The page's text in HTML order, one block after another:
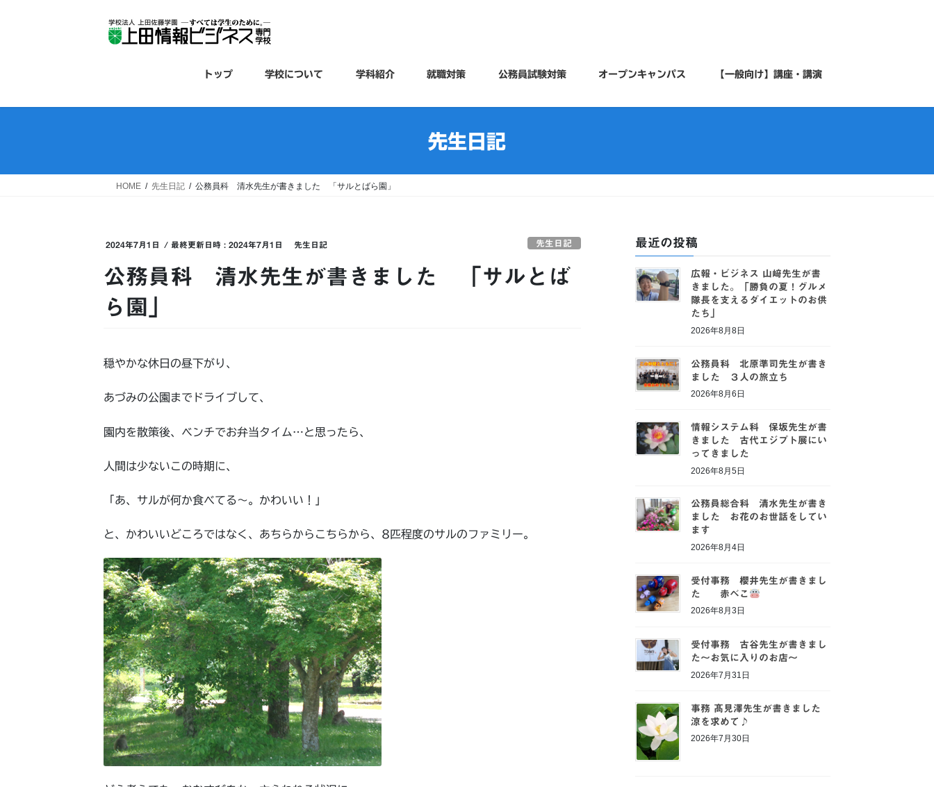
ス
ン
トップ 学校について 学科紹介 就職対策 公務員試験対策 オープンキャンパス 【一般向け】講座・講演
先生日記
HOME 先生日記 公務員科 清水先生が書きました 「サルとばら園」
2024年7月1日 / 最終更新日時 :2024年7月1日 先生日記 先生日記
公務員科 清水先生が書きました 「サルとば
ら園」
穏やかな休日の昼下がり、
あづみの公園までドライブして、
園内を散策後、ベンチでお弁当タイム…と思ったら、
人間は少ないこの時期に、
「あ、サルが何か食べてる～。かわいい！」
と、かわいいどころではなく、あちらからこちらから、 8匹程度のサルのファミリー。
最近の投稿
広報・ビジネス 山﨑先生が書
きました。「勝負の夏！グルメ
隊長を支えるダイエットのお供
たち」
2026年8月8日
公務員科 北原準司先生が書き
ました ３人の旅立ち
2026年8月6日
情報システム科 保坂先生が書
きました 古代エジプト展にい
ってきました
2026年8月5日
公務員総合科 清水先生が書き
ました お花のお世話をしてい
ます
2026年8月4日
受付事務 櫻井先生が書きまし
た 赤べこ
2026年8月3日
受付事務 古谷先生が書きまし
た～お気に入りのお店～
2026年7月31日
事務 髙見澤先生が書きました
涼を求めて♪
2026年7月30日